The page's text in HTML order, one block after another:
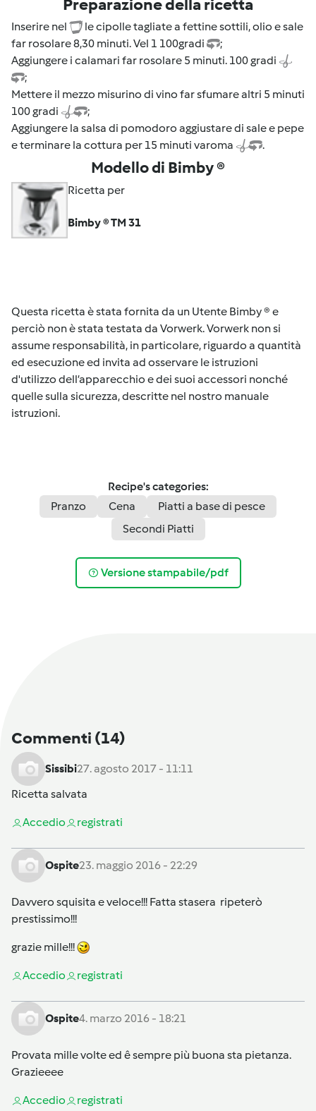
Preparazione della ricetta
Inserire nel
le cipolle tagliate a fettine sottili, olio e sale
far rosolare 8,30 minuti. Vel 1 100gradi
;
Aggiungere i calamari far rosolare 5 minuti. 100 gradi
;
Mettere il mezzo misurino di vino far sfumare altri 5 minuti
100 gradi
;
Aggiungere la salsa di pomodoro aggiustare di sale e pepe
e terminare la cottura per 15 minuti varoma
.
Modello di Bimby ®
Ricetta per
Bimby ® TM 31
Questa ricetta è stata fornita da un Utente Bimby ® e
perciò non è stata testata da Vorwerk. Vorwerk non si
assume responsabilità, in particolare, riguardo a quantità
ed esecuzione ed invita ad osservare le istruzioni
d'utilizzo dell’apparecchio e dei suoi accessori nonché
quelle sulla sicurezza, descritte nel nostro manuale
istruzioni.
Recipe's categories:
Pranzo
Cena
Piatti a base di pesce
Secondi Piatti
Versione stampabile/pdf
Commenti (14)
Sissibi27. agosto 2017 - 11:11
Ricetta salvata
Accedio registrati
Ospite23. maggio 2016 - 22:29
Davvero squisita e veloce!!! Fatta stasera ripeterò
prestissimo!!!
grazie mille!!!
Accedio registrati
Ospite4. marzo 2016 - 18:21
Provata mille volte ed ê sempre più buona sta pietanza.
Grazieeee
Accedio registrati